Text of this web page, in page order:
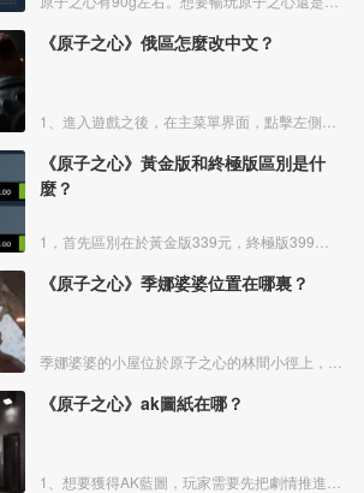
《原子之心》俄區怎麼改中文？
《原子之心》黃金版和終極版區別是什
麼？
《原子之心》季娜婆婆位置在哪裏？
《原子之心》ak圖紙在哪？